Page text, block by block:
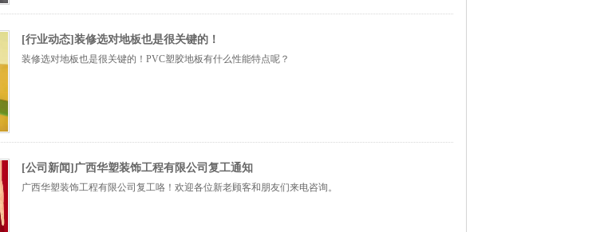
[行业动态]装修选对地板也是很关键的！
装修选对地板也是很关键的！PVC塑胶地板有什么性能特点呢？
[公司新闻]广西华塑装饰工程有限公司复工通知
广西华塑装饰工程有限公司复工咯！欢迎各位新老顾客和朋友们来电咨询。